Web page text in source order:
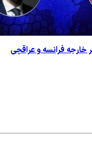
خارجه فرانسه و عراقچی